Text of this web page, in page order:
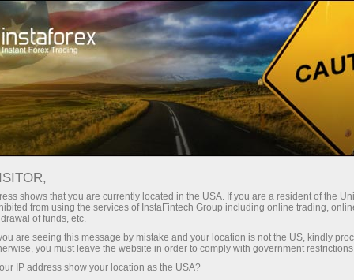
对于交易者 外汇分析 Trading plan
17.01.2025 12:47 PM
EUR/USD: 1月17日美國交易時段交易計
劃（上午交易回顧）
shows that you are currently located in the USA. If you are a resident of the
from using the services of InstaFintech Group including online trading,
of funds, etc.
are seeing this message by mistake and your location is not the US, kindly
you must leave the website in order to comply with government
IP address show your location as the USA?